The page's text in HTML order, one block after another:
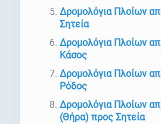
Δρομολόγια Πλοίων
Σητεία
Δρομολόγια Πλοίων
Κάσος
Δρομολόγια Πλοίων
Ρόδος
Δρομολόγια Πλοίων
(Θήρα) προς Σητεία